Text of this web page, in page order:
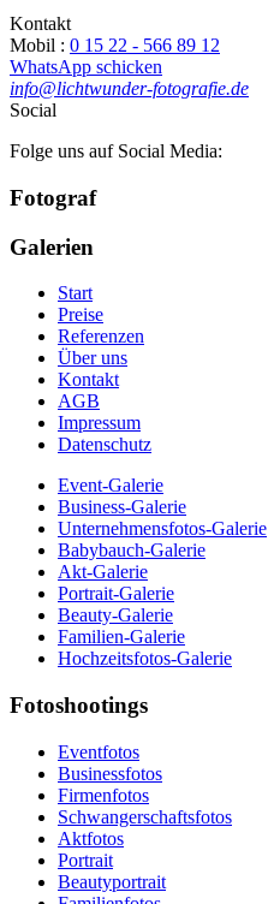
Kontakt
Mobil : 0 15 22 - 566 89 12
WhatsApp schicken
info@lichtwunder-fotografie.de
Social
Folge uns auf Social Media:
Fotograf
Galerien
Start
Preise
Referenzen
Über uns
Kontakt
AGB
Impressum
Datenschutz
Event-Galerie
Business-Galerie
Unternehmensfotos-Galerie
Babybauch-Galerie
Akt-Galerie
Portrait-Galerie
Beauty-Galerie
Familien-Galerie
Hochzeitsfotos-Galerie
Fotoshootings
Eventfotos
Businessfotos
Firmenfotos
Schwangerschaftsfotos
Aktfotos
Portrait
Beautyportrait